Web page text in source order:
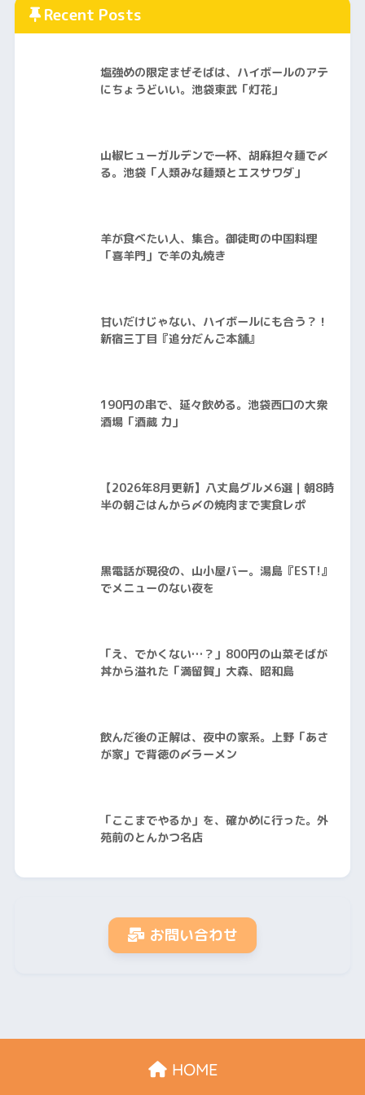
Recent Posts
塩強めの限定まぜそばは、ハイボールのアテ
にちょうどいい。池袋東武「灯花」
山椒ヒューガルデンで一杯、胡麻担々麺で〆
る。池袋「人類みな麺類とエスサワダ」
羊が食べたい人、集合。御徒町の中国料理
「喜羊門」で羊の丸焼き
甘いだけじゃない、ハイボールにも合う？！
新宿三丁目『追分だんご本舗』
190円の串で、延々飲める。池袋西口の大衆
酒場「酒蔵 力」
【2026年8月更新】八丈島グルメ6選｜朝8時
半の朝ごはんから〆の焼肉まで実食レポ
黒電話が現役の、山小屋バー。湯島『EST!』
でメニューのない夜を
「え、でかくない…？」800円の山菜そばが
丼から溢れた「満留賀」大森、昭和島
飲んだ後の正解は、夜中の家系。上野「あさ
が家」で背徳の〆ラーメン
「ここまでやるか」を、確かめに行った。外
苑前のとんかつ名店
お問い合わせ
HOME